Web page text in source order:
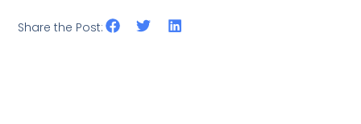
Share the Post: